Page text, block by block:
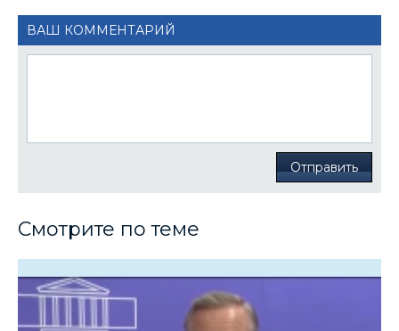
ВАШ КОММЕНТАРИЙ
Отправить
Смотрите по теме